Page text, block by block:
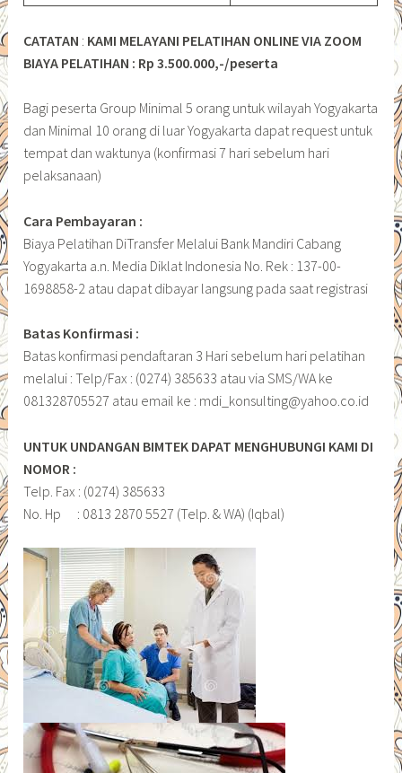
CATATAN : KAMI MELAYANI PELATIHAN ONLINE VIA ZOOM
BIAYA PELATIHAN : Rp 3.500.000,-/peserta
Bagi peserta Group Minimal 5 orang untuk wilayah Yogyakarta
dan Minimal 10 orang di luar Yogyakarta dapat request untuk
tempat dan waktunya (konfirmasi 7 hari sebelum hari
pelaksanaan)
Cara Pembayaran :
Biaya Pelatihan DiTransfer Melalui Bank Mandiri Cabang
Yogyakarta a.n. Media Diklat Indonesia No. Rek : 137-00-
1698858-2 atau dapat dibayar langsung pada saat registrasi
Batas Konfirmasi :
Batas konfirmasi pendaftaran 3 Hari sebelum hari pelatihan
melalui : Telp/Fax : (0274) 385633 atau via SMS/WA ke
081328705527 atau email ke : mdi_konsulting@yahoo.co.id
UNTUK UNDANGAN BIMTEK DAPAT MENGHUBUNGI KAMI DI
NOMOR :
Telp. Fax : (0274) 385633
No. Hp : 0813 2870 5527 (Telp. & WA) (Iqbal)